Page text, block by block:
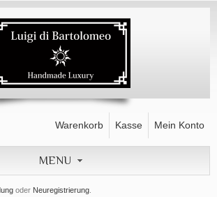
oder Neuregistrierung
Warenkorb Kasse Mein Konto
MENU